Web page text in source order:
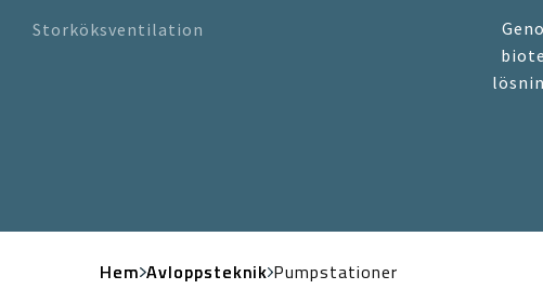
Storköksventilation
Hem Avloppsteknik Pumpstationer